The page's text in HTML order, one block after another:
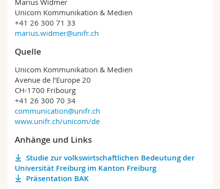
Marius Widmer
Unicom Kommunikation & Medien
+41 26 300 71 33
marius.widmer@unifr.ch
Quelle
Unicom Kommunikation & Medien
Avenue de l’Europe 20
CH-1700 Fribourg
+41 26 300 70 34
communication@unifr.ch
www.unifr.ch/unicom/de
Anhänge und Links
Studie zur volkswirtschaftlichen Bedeutung der
Universität Freiburg im Kanton Freiburg
Präsentation BAK